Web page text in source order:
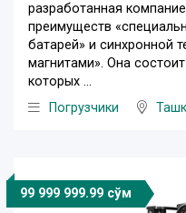
разработанная
преимуществ
батарей» и синхронной
магнитами». Она
которых ...
Погрузчики
99 999 999.99 сўм